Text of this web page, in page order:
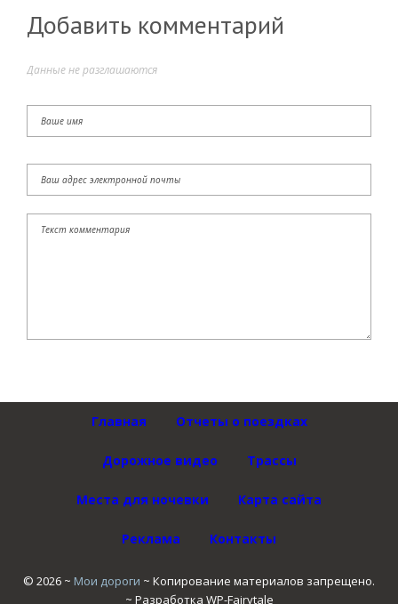
Добавить комментарий
Данные не разглашаются
Главная Отчеты о поездках
Дорожное видео Трассы
Места для ночевки Карта сайта
Реклама Контакты
© 2026 ~ Мои дороги ~ Копирование материалов запрещено.
~ Разработка WP-Fairytale